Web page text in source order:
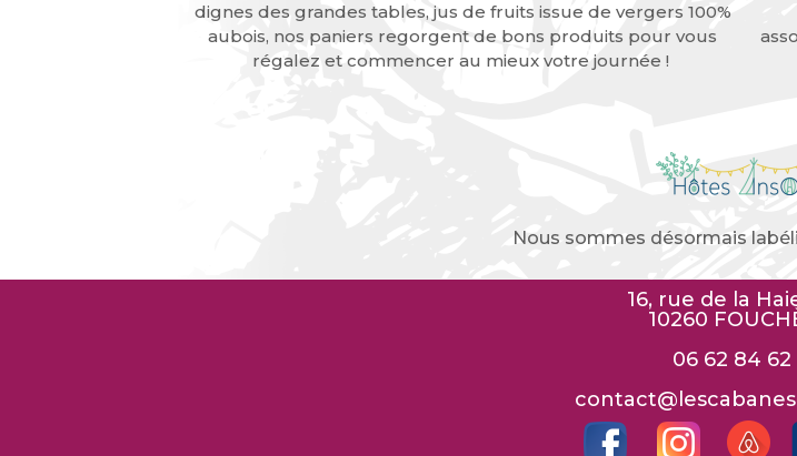
16, rue de la
10260
06 62 84 62
Nous sommes désormais
dignes des grandes tables, jus de fruits issue de vergers 100%
aubois, nos paniers regorgent de bons produits pour vous
régalez et commencer au mieux votre journée !